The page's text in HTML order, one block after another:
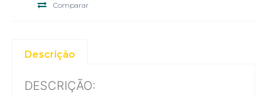
Comparar
Descrição
DESCRIÇÃO: